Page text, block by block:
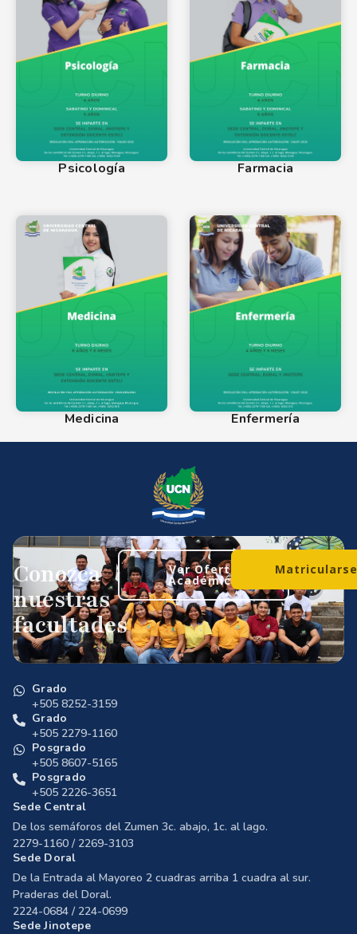
Psicología Farmacia
Medicina Enfermería
Conozca
nuestras
facultades
Ver Oferta
Académica
Grado
+505 8252-3159
Grado
+505 2279-1160
Posgrado
+505 8607-5165
Posgrado
+505 2226-3651
Sede Central
De los semáforos del Zumen 3c. abajo, 1c. al lago.
2279-1160 / 2269-3103
Sede Doral
De la Entrada al Mayoreo 2 cuadras arriba 1 cuadra al sur.
Praderas del Doral.
2224-0684 / 224-0699
Sede Jinotepe